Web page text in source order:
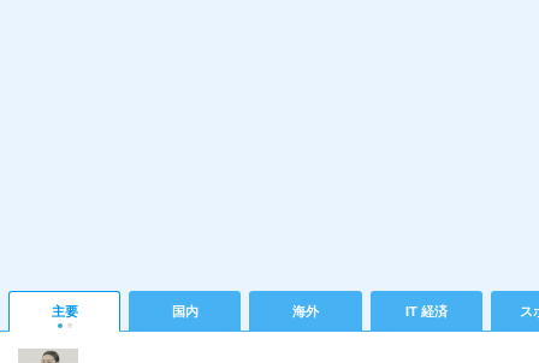
主要 国内 海外 IT 経済 ス